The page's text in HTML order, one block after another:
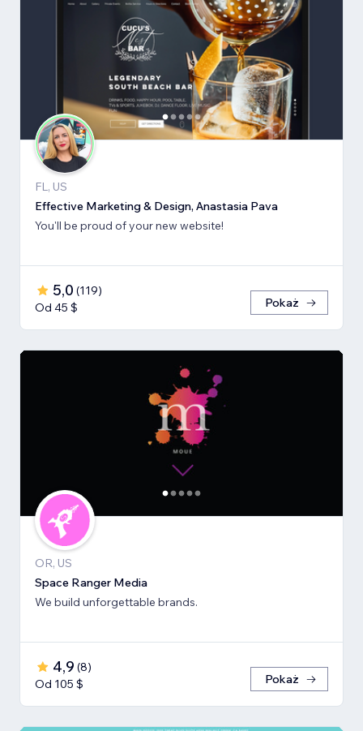
FL, US
Effective Marketing & Design, Anastasia Pava
You'll be proud of your new website!
5,0 (119)
Od 45 $
Pokaż
OR, US
Space Ranger Media
We build unforgettable brands.
4,9 (8)
Od 105 $
Pokaż